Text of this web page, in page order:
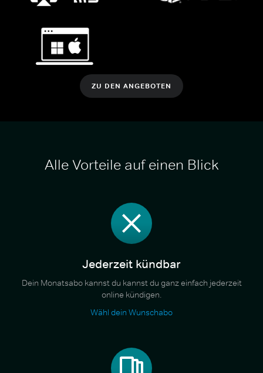
ZU DEN ANGEBOTEN
Alle Vorteile auf einen Blick
Jederzeit kündbar
Dein Monatsabo kannst du kannst du ganz einfach jederzeit
online kündigen.
Wähl dein Wunschabo